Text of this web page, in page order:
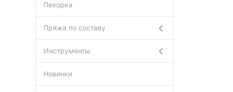
Пехорка
Пряжа по составу
Инструменты
Новинки